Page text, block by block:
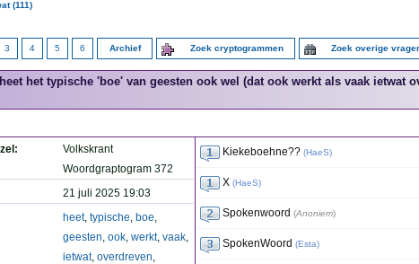
(111)
3 4 5 6 Archief Zoek cryptogrammen Zoek overige
het typische 'boe' van geesten ook wel (dat ook werkt als vaak ietwat
Volkskrant
Woordgraptogram 372
21 juli 2025 19:03
heet, typische, boe,
geesten, ook, werkt, vaak,
ietwat, overdreven,
Kiekeboehne?? (HaeS)
X (HaeS)
Spokenwoord (Anoniem)
SpokenWoord (Esta)